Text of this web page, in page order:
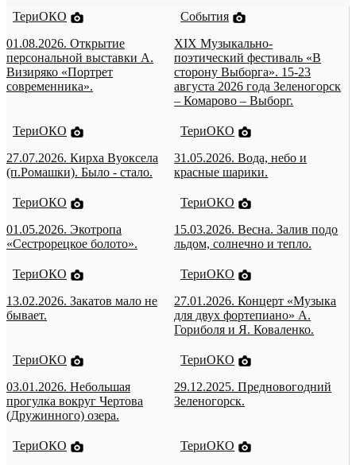
ТериОКО
01.08.2026. Открытие
персональной выставки А.
Визиряко «Портрет
современника».
События
XIX Музыкально-
поэтический фестиваль «В
сторону Выборга». 15-23
августа 2026 года Зеленогорск
– Комарово – Выборг.
ТериОКО
27.07.2026. Кирха Вуоксела
(п.Ромашки). Было - стало.
ТериОКО
31.05.2026. Вода, небо и
красные шарики.
ТериОКО
01.05.2026. Экотропа
«Сестрорецкое болото».
ТериОКО
15.03.2026. Весна. Залив подо
льдом, солнечно и тепло.
ТериОКО
13.02.2026. Закатов мало не
бывает.
ТериОКО
27.01.2026. Концерт «Музыка
для двух фортепиано» А.
Гориболя и Я. Коваленко.
ТериОКО
03.01.2026. Небольшая
прогулка вокруг Чертова
(Дружинного) озера.
ТериОКО
29.12.2025. Предновогодний
Зеленогорск.
ТериОКО
ТериОКО